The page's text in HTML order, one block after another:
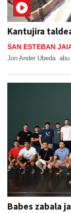
Kantujira
SAN ESTEBAN
Jon Ander Ubeda
Babes zabala